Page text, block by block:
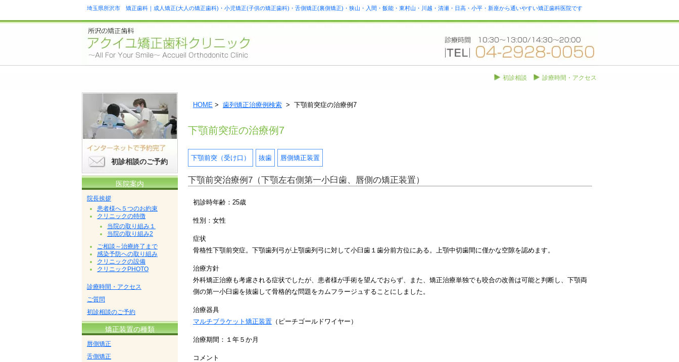
埼玉県所沢市 矯正歯科｜成人矯正(大人の矯正歯科)・小児矯正(子供の矯正歯科)・舌側矯正(裏側矯正)・狭山・入間・飯能・東村山・川越・清瀬・日高・小平・新座から通いやすい矯正歯科医院です
診療時間・アクセス
初診相談
HOME > 歯列矯正治療例検索 > 下顎前突症の治療例7
下顎前突症の治療例7
下顎前突（受け口） 抜歯 唇側矯正装置
下顎前突治療例7（下顎左右側第一小臼歯、唇側の矯正装置）
初診時年齢：25歳
性別：女性
症状
骨格性下顎前突症。下顎歯列弓が上顎歯列弓に対して小臼歯１歯分前方位にある。上顎中切歯間に僅かな空隙を認めます。
治療方針
外科矯正治療も考慮される症状でしたが、患者様が手術を望んでおらず、また、矯正治療単独でも咬合の改善は可能と判断し、下顎両
側の第一小臼歯を抜歯して骨格的な問題をカムフラージュすることにしました。
治療器具
マルチブラケット矯正装置 （ピーチゴールドワイヤー）
治療期間：１年５か月
コメント
初診相談のご予約
医院案内
院長挨拶
患者様へ５つのお約束
クリニックの特徴
当院の取り組み１
当院の取り組み2
ご相談～治療終了まで
感染予防への取り組み
クリニックの設備
クリニックPHOTO
診療時間・アクセス
ご質問
初診相談のご予約
矯正装置の種類
唇側矯正
舌側矯正